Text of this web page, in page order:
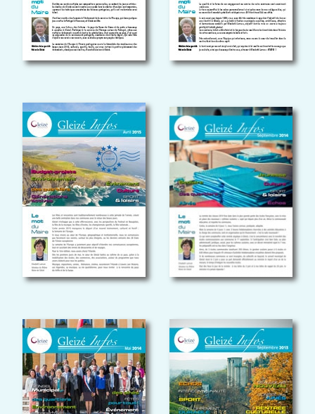
GLEIZÉ INFOS
MAI 2014
GLEIZÉ INFOS
SEPTEMBRE 2013
GLEIZÉ INFOS
MAI 2013